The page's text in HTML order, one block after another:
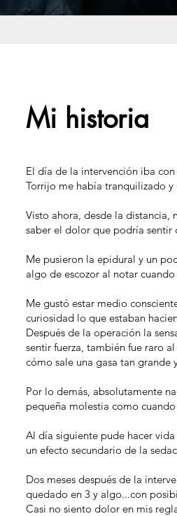
Mi historia
El día de la intervención iba
Torrijo me había tranquilizado
Visto ahora, desde la distancia,
saber el dolor que podría sentir
Me pusieron la epidural y un
algo de escozor al notar
Me gustó estar medio
curiosidad lo que estaban
Después de la operación la
sentir fuerza, también fue raro
cómo sale una gasa tan grande
Por lo demás, absolutamente
pequeña molestia como
Al día siguiente pude hacer
un efecto secundario de la
Dos meses después de la
quedado en 3 y algo...con
Casi no siento dolor en mis